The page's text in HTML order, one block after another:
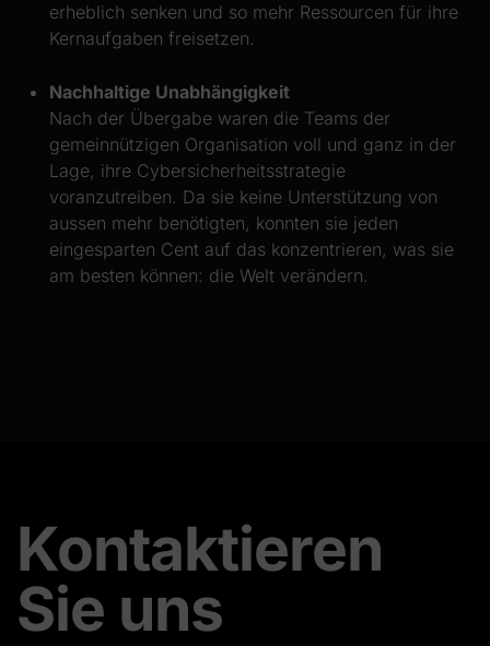
erheblich senken und so mehr Ressourcen für ihre
Kernaufgaben freisetzen.
Nachhaltige Unabhängigkeit
Nach der Übergabe waren die Teams der
gemeinnützigen Organisation voll und ganz in der
Lage, ihre Cybersicherheitsstrategie
voranzutreiben. Da sie keine Unterstützung von
aussen mehr benötigten, konnten sie jeden
eingesparten Cent auf das konzentrieren, was sie
am besten können: die Welt verändern.
Kontaktieren
Sie uns